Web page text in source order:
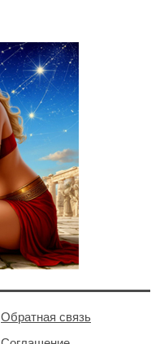
Обратная связь